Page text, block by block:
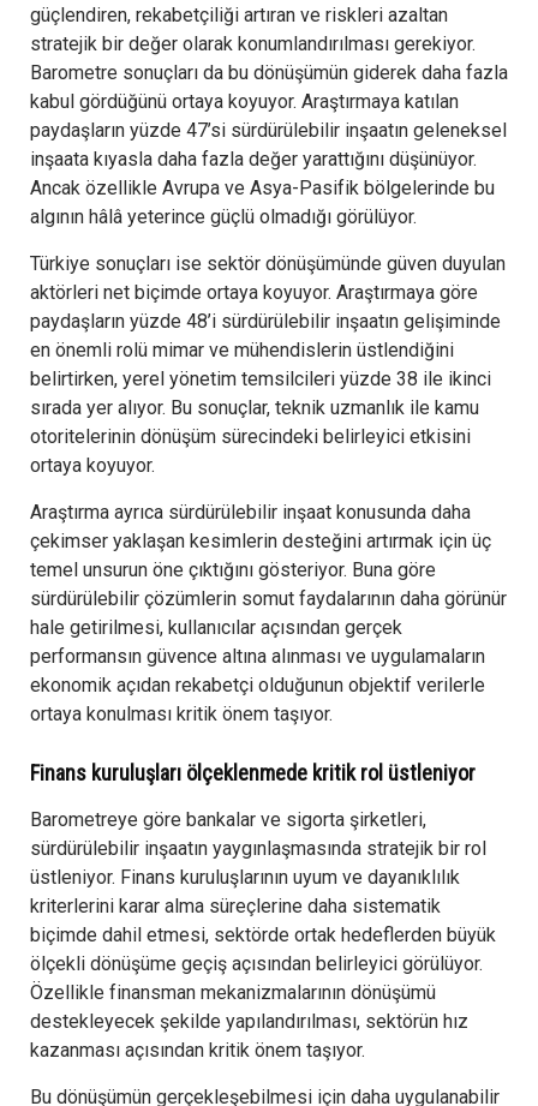
güçlendiren, rekabetçiliği artıran ve riskleri azaltan
stratejik bir değer olarak konumlandırılması gerekiyor.
Barometre sonuçları da bu dönüşümün giderek daha fazla
kabul gördüğünü ortaya koyuyor. Araştırmaya katılan
paydaşların yüzde 47’si sürdürülebilir inşaatın geleneksel
inşaata kıyasla daha fazla değer yarattığını düşünüyor.
Ancak özellikle Avrupa ve Asya-Pasifik bölgelerinde bu
algının hâlâ yeterince güçlü olmadığı görülüyor.
Türkiye sonuçları ise sektör dönüşümünde güven duyulan
aktörleri net biçimde ortaya koyuyor. Araştırmaya göre
paydaşların yüzde 48’i sürdürülebilir inşaatın gelişiminde
en önemli rolü mimar ve mühendislerin üstlendiğini
belirtirken, yerel yönetim temsilcileri yüzde 38 ile ikinci
sırada yer alıyor. Bu sonuçlar, teknik uzmanlık ile kamu
otoritelerinin dönüşüm sürecindeki belirleyici etkisini
ortaya koyuyor.
Araştırma ayrıca sürdürülebilir inşaat konusunda daha
çekimser yaklaşan kesimlerin desteğini artırmak için üç
temel unsurun öne çıktığını gösteriyor. Buna göre
sürdürülebilir çözümlerin somut faydalarının daha görünür
hale getirilmesi, kullanıcılar açısından gerçek
performansın güvence altına alınması ve uygulamaların
ekonomik açıdan rekabetçi olduğunun objektif verilerle
ortaya konulması kritik önem taşıyor.
Finans kuruluşları ölçeklenmede kritik rol üstleniyor
Barometreye göre bankalar ve sigorta şirketleri,
sürdürülebilir inşaatın yaygınlaşmasında stratejik bir rol
üstleniyor. Finans kuruluşlarının uyum ve dayanıklılık
kriterlerini karar alma süreçlerine daha sistematik
biçimde dahil etmesi, sektörde ortak hedeflerden büyük
ölçekli dönüşüme geçiş açısından belirleyici görülüyor.
Özellikle finansman mekanizmalarının dönüşümü
destekleyecek şekilde yapılandırılması, sektörün hız
kazanması açısından kritik önem taşıyor.
Bu dönüşümün gerçekleşebilmesi için daha uygulanabilir